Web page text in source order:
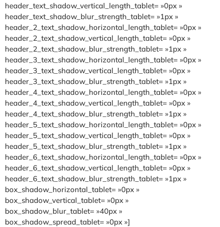
header_text_shadow_vertical_length_tablet= »0px »
header_text_shadow_blur_strength_tablet= »1px »
header_2_text_shadow_horizontal_length_tablet= »0px »
header_2_text_shadow_vertical_length_tablet= »0px »
header_2_text_shadow_blur_strength_tablet= »1px »
header_3_text_shadow_horizontal_length_tablet= »0px »
header_3_text_shadow_vertical_length_tablet= »0px »
header_3_text_shadow_blur_strength_tablet= »1px »
header_4_text_shadow_horizontal_length_tablet= »0px »
header_4_text_shadow_vertical_length_tablet= »0px »
header_4_text_shadow_blur_strength_tablet= »1px »
header_5_text_shadow_horizontal_length_tablet= »0px »
header_5_text_shadow_vertical_length_tablet= »0px »
header_5_text_shadow_blur_strength_tablet= »1px »
header_6_text_shadow_horizontal_length_tablet= »0px »
header_6_text_shadow_vertical_length_tablet= »0px »
header_6_text_shadow_blur_strength_tablet= »1px »
box_shadow_horizontal_tablet= »0px »
box_shadow_vertical_tablet= »0px »
box_shadow_blur_tablet= »40px »
box_shadow_spread_tablet= »0px »]